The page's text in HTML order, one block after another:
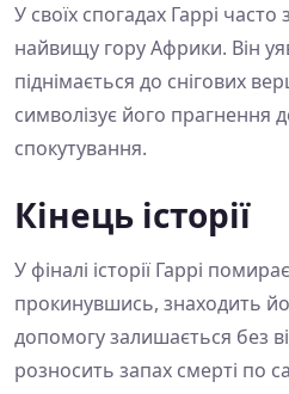
У своїх спогадах Гаррі
найвищу гору Африки. Він
піднімається до снігових
символізує його прагнення
спокутування.
Кінець історії
У фіналі історії Гаррі
прокинувшись, знаходить
допомогу залишається без
розносить запах смерті по